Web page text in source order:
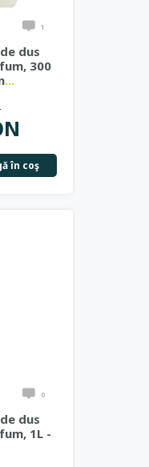
1
dus
300
...
în coş
0
dus
1L -